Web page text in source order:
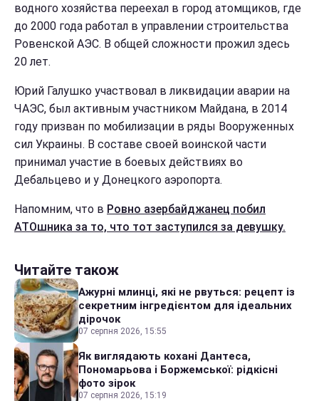
водного хозяйства переехал в город атомщиков, где
до 2000 года работал в управлении строительства
Ровенской АЭС. В общей сложности прожил здесь
20 лет.
Юрий Галушко участвовал в ликвидации аварии на
ЧАЭС, был активным участником Майдана, в 2014
году призван по мобилизации в ряды Вооруженных
сил Украины. В составе своей воинской части
принимал участие в боевых действиях во
Дебальцево и у Донецкого аэропорта.
Напомним, что в Ровно азербайджанец побил
АТОшника за то, что тот заступился за девушку.
Читайте також
Ажурні млинці, які не рвуться: рецепт із
секретним інгредієнтом для ідеальних
дірочок
07 серпня 2026, 15:55
Як виглядають кохані Дантеса,
Пономарьова і Боржемської: рідкісні
фото зірок
07 серпня 2026, 15:19